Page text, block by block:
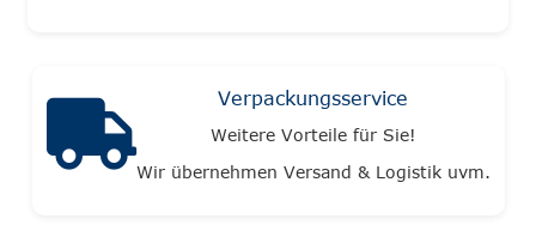
Verpackungsservice
Weitere Vorteile für Sie!
Wir übernehmen Versand & Logistik uvm.